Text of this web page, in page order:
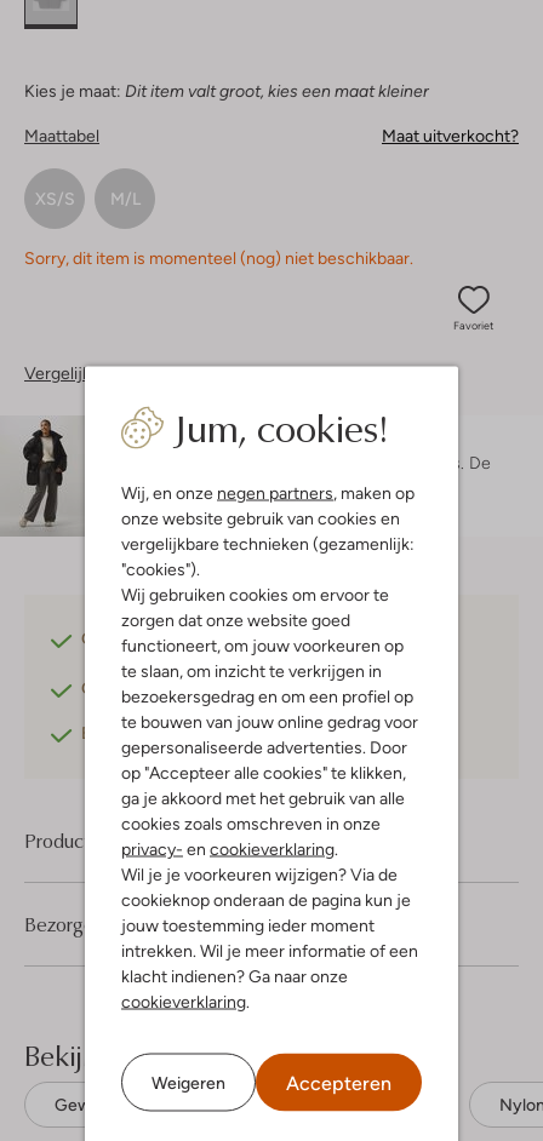
Jum, cookies!
Wij, en onze negen partners, maken op
onze website gebruik van cookies en
vergelijkbare technieken (gezamenlijk:
"cookies").
Wij gebruiken cookies om ervoor te
zorgen dat onze website goed
functioneert, om jouw voorkeuren op
te slaan, om inzicht te verkrijgen in
bezoekersgedrag en om een profiel op
te bouwen van jouw online gedrag voor
gepersonaliseerde advertenties. Door
op "Accepteer alle cookies" te klikken,
ga je akkoord met het gebruik van alle
cookies zoals omschreven in onze
privacy- en cookieverklaring.
Wil je je voorkeuren wijzigen? Via de
cookieknop onderaan de pagina kun je
jouw toestemming ieder moment
intrekken. Wil je meer informatie of een
klacht indienen? Ga naar onze
cookieverklaring.
Weigeren Accepteren
Kies je maat: Dit item valt groot, kies een maat kleiner
Maattabel Maat uitverkocht?
XS/S M/L
Sorry, dit item is momenteel (nog) niet beschikbaar.
Favoriet
Vergelijkbare items
Maatadvies
Maruschka is 1 meter 72 lang en draagt maat s. De
pasvorm isoversized
Gratis verzending vanaf €75,-
Gratis retourneren binnen 30 dagen*
Betaal achteraf met Klarna
Product informatie
Bezorgen & retourneren
Bekijk meer
Gewatteerde jassen Msch Copenhagen